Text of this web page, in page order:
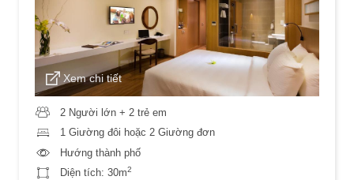
Xem chi tiết
2 Người lớn + 2 trẻ em
1 Giường đôi hoặc 2 Giường đơn
Hướng thành phố
Diện tích: 30m2